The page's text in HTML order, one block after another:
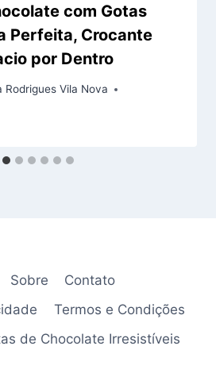
com Gotas
Perfeita, Crocante
por Dentro
Rodrigues Vila Nova
Sobre
Contato
Termos e Condições
de Chocolate Irresistíveis